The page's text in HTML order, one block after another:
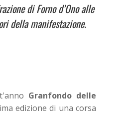
di Forno d’Ono alle
della manifestazione.
Granfondo delle
edizione di una corsa